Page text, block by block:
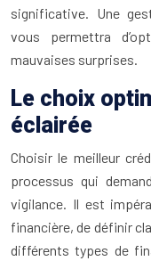
significative. Une
vous permettra
mauvaises surprises.
Le choix
éclairée
Choisir le meilleur
processus qui
vigilance. Il est
financière, de définir
différents types de